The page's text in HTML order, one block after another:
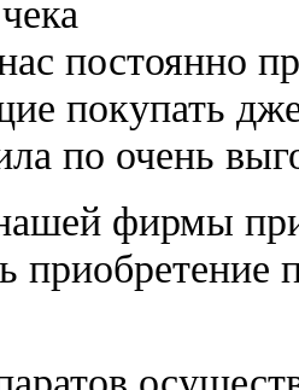
постоянно
покупать
по очень
фирмы
приобретение